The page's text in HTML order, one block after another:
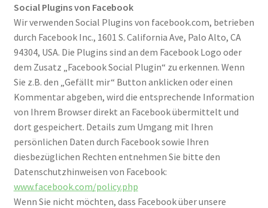
Social Plugins von Facebook
Wir verwenden Social Plugins von facebook.com, betrieben
durch Facebook Inc., 1601 S. California Ave, Palo Alto, CA
94304, USA. Die Plugins sind an dem Facebook Logo oder
dem Zusatz „Facebook Social Plugin“ zu erkennen. Wenn
Sie z.B. den „Gefällt mir“ Button anklicken oder einen
Kommentar abgeben, wird die entsprechende Information
von Ihrem Browser direkt an Facebook übermittelt und
dort gespeichert. Details zum Umgang mit Ihren
persönlichen Daten durch Facebook sowie Ihren
diesbezüglichen Rechten entnehmen Sie bitte den
Datenschutzhinweisen von Facebook:
www.facebook.com/policy.php
Wenn Sie nicht möchten, dass Facebook über unsere